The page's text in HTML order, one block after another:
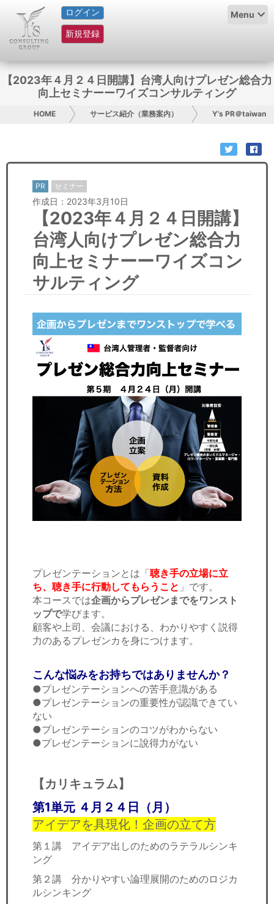
ログイン
新規登録
Menu
HOME
サービス紹介
コラム
グループ概要
お問い合わせ
日本人にPR
コンサルティング
リサーチ
セミナー
労務顧問
ＩＴ
飲食店情報
【2023年４月２４日開講】台湾人向けプレゼン総合力
向上セミナーーワイズコンサルティング
HOME サービス紹介（業務案内） Y’s PR＠taiwan
PR セミナー
作成日：2023年3月10日
【2023年４月２４日開講】
台湾人向けプレゼン総合力
向上セミナーーワイズコン
サルティング
プレゼンテーションとは「聴き手の立場に立
ち、聴き手に行動してもらうこと 」です。
本コースでは企画からプレゼンまでをワンスト
ップで学びます。
顧客や上司、会議における、わかりやすく説得
力のあるプレゼンカを身につけます。
こんな悩みをお持ちではありませんか？
●プレゼンテーションへの苦手意識がある
●プレゼンテーションの重要性が認識できてい
ない
●プレゼンテーションのコツがわからない
●プレゼンテーションに說得力がない
【カリキュラム】
第1単元 ４月２４日（月）
アイデアを具現化！企画の立て方
第１講 アイデア出しのためのラテラルシンキ
ング
第２講 分かりやすい論理展開のためのロジカ
ルシンキング